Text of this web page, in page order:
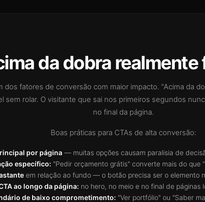
da dobra
dos fatores de conversão com maior impacto. "Acima da
sem rolar. O visitante que sai nos primeiros segundos
no final da página.
Boas práticas para CTAs de alta conversão:
por página — muitas opções causam paralisia de
específico: "Pedir orçamento grátis" converte mais do que
em relação ao fundo — o botão precisa ser o elemento
ao longo da página: no hero, no meio e no final de páginas
de baixo comprometimento: "Ver portfólio" ou "Saber